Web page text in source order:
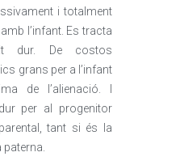
i totalment
l’infant. Es tracta
dur. De costos
grans per a l’infant
de l’alienació. I
per al progenitor
tant si és la
paterna.